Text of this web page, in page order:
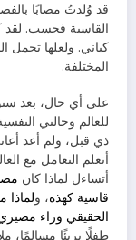
قد وُلدتُ مصابًا
القاسية فحسب. لقد
كياني. ولعلها تحمل
المختلفة.
على أي حال، بعد
للعالم وحالتي
ذي قبل، ولم أعد
أتعلم التعامل مع
أتساءل لماذا كان
قاسية كهذه، و
الحقيقي وراء
طفلًا بريئًا مسالمًا،